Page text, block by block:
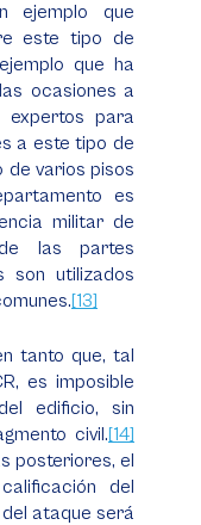
ejemplo que
este tipo de
que ha
ocasiones a
para
a este tipo de
de varios pisos
es
militar de
las partes
son utilizados
[13]
tanto que, tal
es imposible
edificio, sin
civil.[14]
posteriores, el
del
ataque será